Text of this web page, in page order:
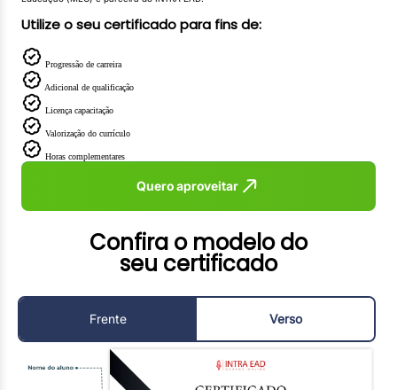
Frente Verso
Confira o modelo do
seu certificado
Utilize o seu certificado para fins de:
Progressão de carreira
Adicional de qualificação
Licença capacitação
Valorização do currículo
Horas complementares
Quero aproveitar